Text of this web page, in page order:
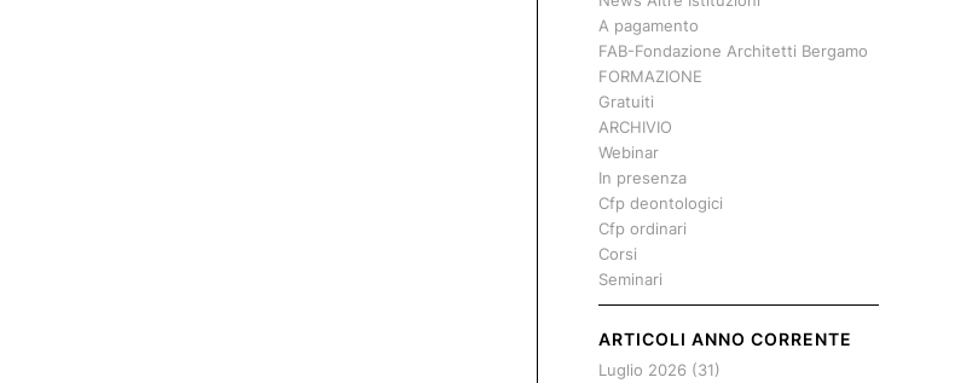
A pagamento
FAB-Fondazione Architetti Bergamo
FORMAZIONE
Gratuiti
ARCHIVIO
Webinar
In presenza
Cfp deontologici
Cfp ordinari
Corsi
Seminari
ARTICOLI ANNO CORRENTE
Luglio 2026(31)